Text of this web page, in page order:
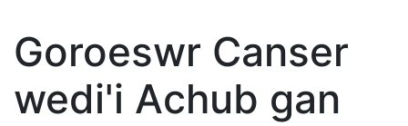
Goroeswr Canser
wedi'i Achub gan